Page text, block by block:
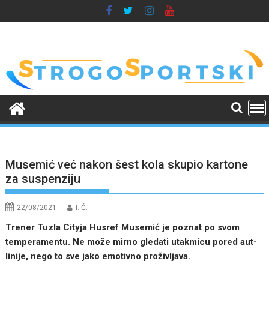
to
Musemić već nakon šest kola skupio kartone
za suspenziju
22/08/2021 I. Ć.
Trener Tuzla Cityja Husref Musemić je poznat po svom
temperamentu. Ne može mirno gledati utakmicu pored aut-
linije, nego to sve jako emotivno proživljava.